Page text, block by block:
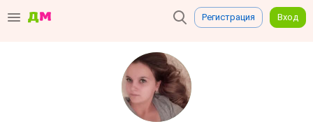
Регистрация Вход